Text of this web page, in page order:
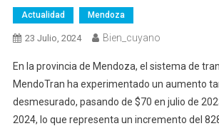
Actualidad Mendoza
23 Julio, 2024 Bien_cuyano
En la provincia de Mendoza, el sistema de
MendoTran ha experimentado un aumento
desmesurado, pasando de $70 en julio de
2024, lo que representa un incremento del